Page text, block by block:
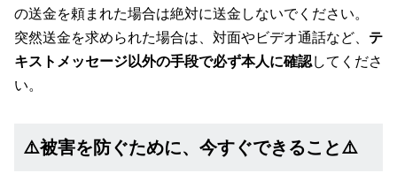
の送金を頼まれた場合は絶対に送金しないでください。
突然送金を求められた場合は、対面やビデオ通話など、 テ
キストメッセージ以外の手段で必ず本人に確認してくださ
い。
⚠️被害を防ぐために、今すぐできること⚠️